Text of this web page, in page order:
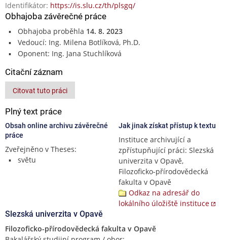
Identifikátor: https://is.slu.cz/th/plsgq/
Obhajoba závěrečné práce
Obhajoba proběhla 14. 8. 2023
Vedoucí: Ing. Milena Botlíková, Ph.D.
Oponent: Ing. Jana Stuchlíková
Citační záznam
Citovat tuto práci
Plný text práce
Obsah online archivu závěrečné
práce
Zveřejněno v Theses:
světu
Jak jinak získat přístup k textu
Instituce archivující a
zpřístupňující práci: Slezská
univerzita v Opavě,
Filozoficko-přírodovědecká
fakulta v Opavě
Odkaz na adresář do
lokálního úložiště instituce
Slezská univerzita v Opavě
Filozoficko-přírodovědecká fakulta v Opavě